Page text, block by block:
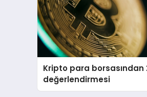
Kripto para borsasından
değerlendirmesi